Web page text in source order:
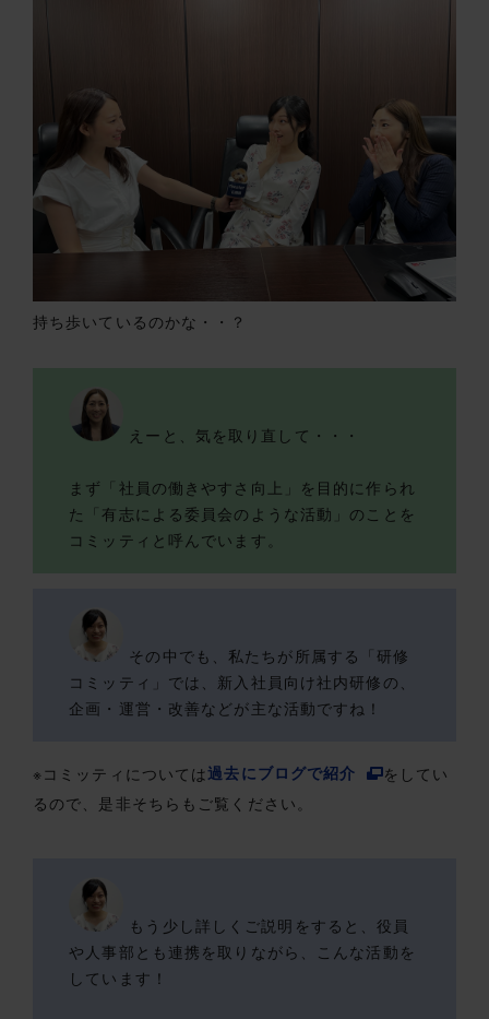
持ち歩いているのかな・・？
えーと、気を取り直して・・・
まず「社員の働きやすさ向上」を目的に作られ
た「有志による委員会のような活動」のことを
コミッティと呼んでいます。
その中でも、私たちが所属する「研修
コミッティ」では、新入社員向け社内研修の、
企画・運営・改善などが主な活動ですね！
※コミッティについては過去にブログで紹介
をしてい
るので、是非そちらもご覧ください。
もう少し詳しくご説明をすると、役員
や人事部とも連携を取りながら、こんな活動を
しています！